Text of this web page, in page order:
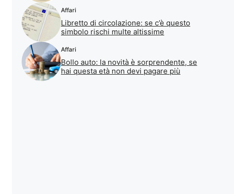
Affari
Libretto di circolazione: se c’è questo
simbolo rischi multe altissime
Affari
Bollo auto: la novità è sorprendente, se
hai questa età non devi pagare più